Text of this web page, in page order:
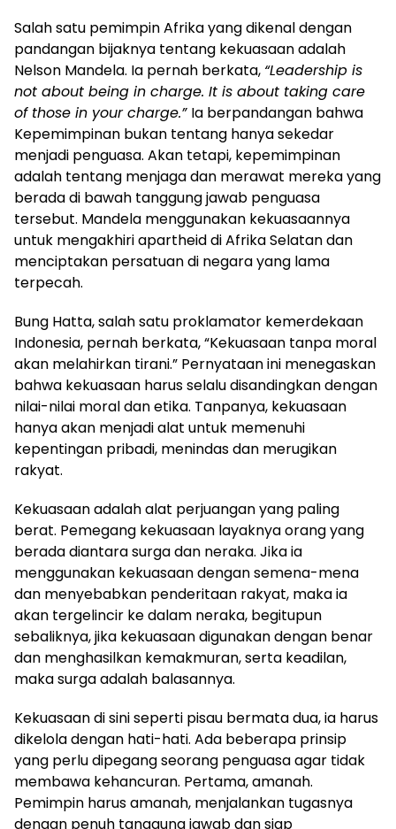
Salah satu pemimpin Afrika yang dikenal dengan
pandangan bijaknya tentang kekuasaan adalah
Nelson Mandela. Ia pernah berkata, “Leadership is
not about being in charge. It is about taking care
of those in your charge.” Ia berpandangan bahwa
Kepemimpinan bukan tentang hanya sekedar
menjadi penguasa. Akan tetapi, kepemimpinan
adalah tentang menjaga dan merawat mereka yang
berada di bawah tanggung jawab penguasa
tersebut. Mandela menggunakan kekuasaannya
untuk mengakhiri apartheid di Afrika Selatan dan
menciptakan persatuan di negara yang lama
terpecah.
Bung Hatta, salah satu proklamator kemerdekaan
Indonesia, pernah berkata, “Kekuasaan tanpa moral
akan melahirkan tirani.” Pernyataan ini menegaskan
bahwa kekuasaan harus selalu disandingkan dengan
nilai-nilai moral dan etika. Tanpanya, kekuasaan
hanya akan menjadi alat untuk memenuhi
kepentingan pribadi, menindas dan merugikan
rakyat.
Kekuasaan adalah alat perjuangan yang paling
berat. Pemegang kekuasaan layaknya orang yang
berada diantara surga dan neraka. Jika ia
menggunakan kekuasaan dengan semena-mena
dan menyebabkan penderitaan rakyat, maka ia
akan tergelincir ke dalam neraka, begitupun
sebaliknya, jika kekuasaan digunakan dengan benar
dan menghasilkan kemakmuran, serta keadilan,
maka surga adalah balasannya.
Kekuasaan di sini seperti pisau bermata dua, ia harus
dikelola dengan hati-hati. Ada beberapa prinsip
yang perlu dipegang seorang penguasa agar tidak
membawa kehancuran. Pertama, amanah.
Pemimpin harus amanah, menjalankan tugasnya
dengan penuh tanggung jawab dan siap